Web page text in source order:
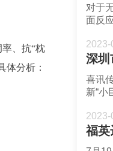
、抗“枕
体分析：
对于
面反
Cu基
到良
2023-
喜讯
新“小
五批
2023-